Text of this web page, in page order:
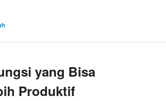
yang Bisa
Produktif